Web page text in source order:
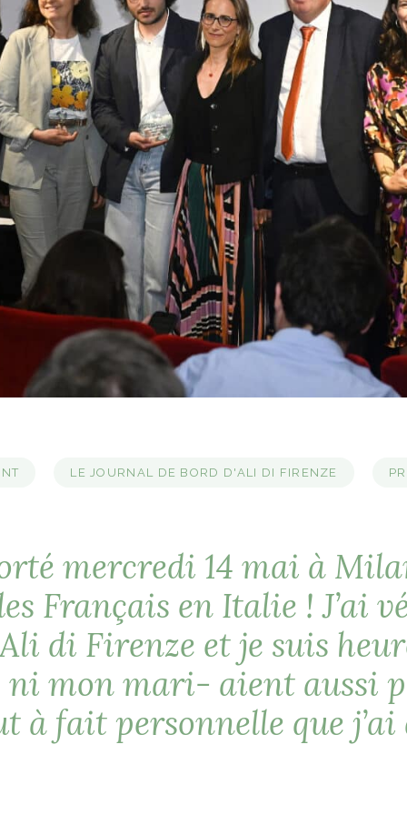
LE JOURNAL DE BORD D'ALI DI FIRENZE
mercredi 14 mai à
Français en Italie ! J’ai
di Firenze et je suis
ni mon mari- aient aussi
à fait personnelle que j’ai